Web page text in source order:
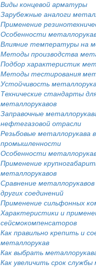
Виды концевой арматуры
Зарубежные аналоги
Применение
Особенности
Влияние температуры на
Методы производства
Подбор характеристик
Методы тестирования
Устойчивость
Технические стандарты
металлорукавов
Заправочные
нефтегазовой отрасли
Резьбовые металлорукава в
промышленности
Особенности
Применение
металлорукавов
Сравнение металлорукавов
других соединений
Применение сильфонных
Характеристики и
сейсмокомпенсаторов
Как правильно крепить и
металлорукав
Как выбрать
Как увеличить срок